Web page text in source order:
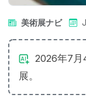
美術展ナビ
2026年7月
展。